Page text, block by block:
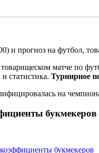
матче по
статистика. Турнирное
на
букмекеров
букмекеров